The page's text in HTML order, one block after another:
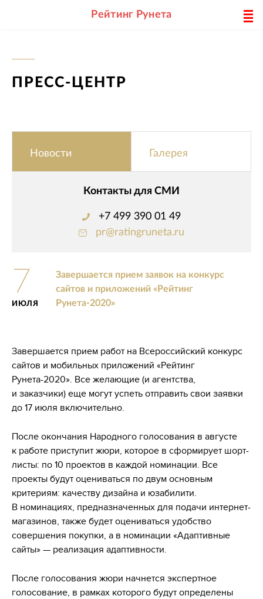
Рейтинг Рунета
ПРЕСС-ЦЕНТР
Новости Галерея
Контакты для СМИ
+7 499 390 01 49
pr@ratingruneta.ru
7
ИЮЛЯ
Завершается прием заявок на конкурс
сайтов и приложений «Рейтинг
Рунета-2020»
Завершается прием работ на Всероссийский конкурс
сайтов и мобильных приложений «Рейтинг
Рунета-2020». Все желающие (и агентства,
и заказчики) еще могут успеть отправить свои заявки
до 17 июля включительно.
После окончания Народного голосования в августе
к работе приступит жюри, которое в сформирует шорт-
листы: по 10 проектов в каждой номинации. Все
проекты будут оцениваться по двум основным
критериям: качеству дизайна и юзабилити.
В номинациях, предназначенных для подачи интернет-
магазинов, также будет оцениваться удобство
совершения покупки, а в номинации «Адаптивные
сайты» — реализация адаптивности.
После голосования жюри начнется экспертное
голосование, в рамках которого будут определены